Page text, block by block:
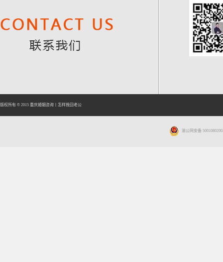
版权所有 © 2015 重庆婚姻咨询 怎样挽回老公
渝公网安备